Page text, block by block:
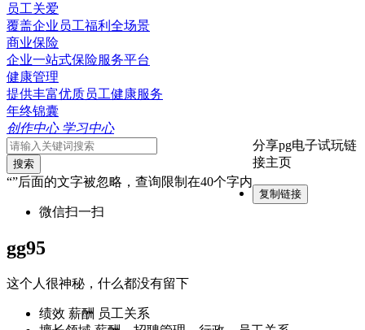
员工关爱
覆盖企业员工福利全场景
商业保险
企业一站式保险服务平台
健康管理
提供丰富优质员工健康服务
年终锦囊
创作中心 学习中心
搜索
“”后面的文字被忽略，查询限制在40个字内
分享pg电子试玩链
接主页
复制链接
微信扫一扫
gg95
这个人很神秘，什么都没有留下
绩效 薪酬 员工关系